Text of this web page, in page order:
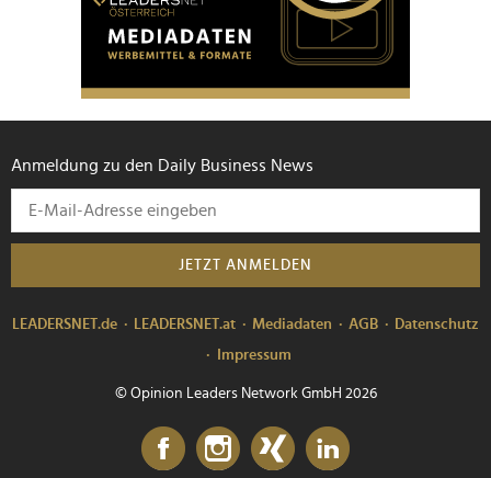
Anmeldung zu den Daily Business News
JETZT ANMELDEN
LEADERSNET.de LEADERSNET.at Mediadaten AGB
Datenschutz
Impressum
© Opinion Leaders Network GmbH 2026